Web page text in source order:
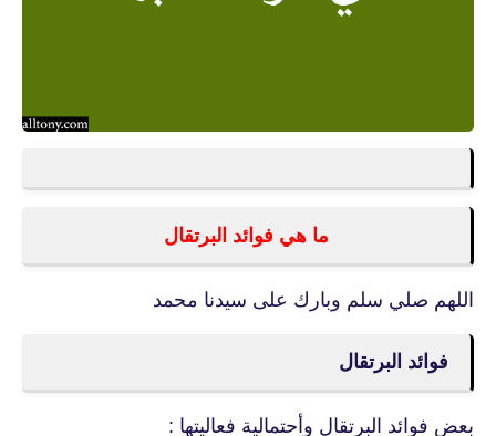
ما هي فوائد البرتقال
اللهم صلي سلم وبارك على سيدنا محمد
فوائد البرتقال
بعض فوائد البرتقال وأحتمالية فعاليتها :